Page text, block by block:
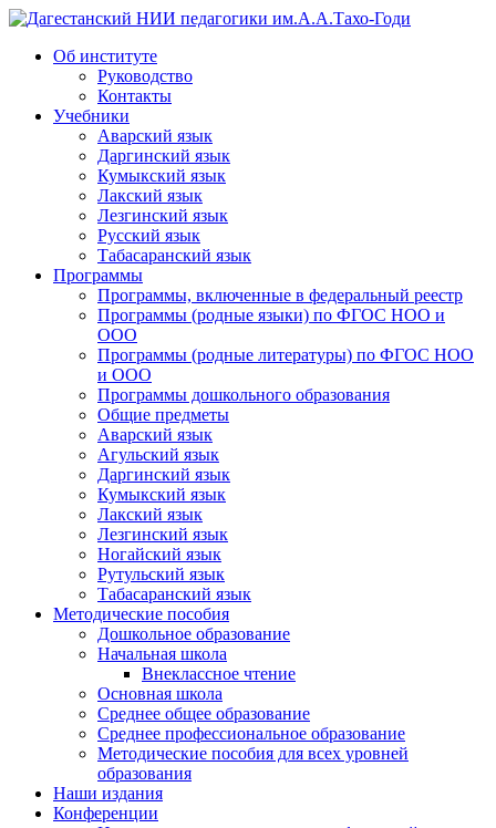
Дагестанский НИИ педагогики им.А.А.Тахо-Годи
Об институте
Руководство
Контакты
Учебники
Аварский язык
Даргинский язык
Кумыкский язык
Лакский язык
Лезгинский язык
Русский язык
Табасаранский язык
Программы
Программы, включенные в федеральный реестр
Программы (родные языки) по ФГОС НОО и
ООО
Программы (родные литературы) по ФГОС НОО
и ООО
Программы дошкольного образования
Общие предметы
Аварский язык
Агульский язык
Даргинский язык
Кумыкский язык
Лакский язык
Лезгинский язык
Ногайский язык
Рутульский язык
Табасаранский язык
Методические пособия
Дошкольное образование
Начальная школа
Внеклассное чтение
Основная школа
Среднее общее образование
Среднее профессиональное образование
Методические пособия для всех уровней
образования
Наши издания
Конференции